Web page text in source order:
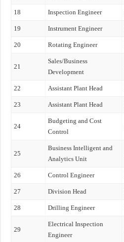
18 Inspection Engineer
19 Instrument Engineer
20 Rotating Engineer
21
Sales/Business
Development
22 Assistant Plant Head
23 Assistant Plant Head
24
Budgeting and Cost
Control
25
Business Intelligent and
Analytics Unit
26 Control Engineer
27 Division Head
28 Drilling Engineer
29
Electrical Inspection
Engineer